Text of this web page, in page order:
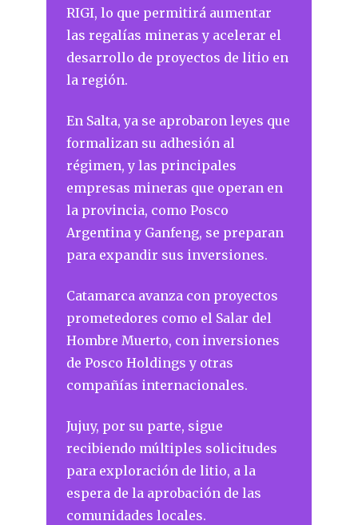
RIGI, lo que permitirá aumentar
las regalías mineras y acelerar el
desarrollo de proyectos de litio en
la región.
En Salta, ya se aprobaron leyes que
formalizan su adhesión al
régimen, y las principales
empresas mineras que operan en
la provincia, como Posco
Argentina y Ganfeng, se preparan
para expandir sus inversiones.
Catamarca avanza con proyectos
prometedores como el Salar del
Hombre Muerto, con inversiones
de Posco Holdings y otras
compañías internacionales.
Jujuy, por su parte, sigue
recibiendo múltiples solicitudes
para exploración de litio, a la
espera de la aprobación de las
comunidades locales.